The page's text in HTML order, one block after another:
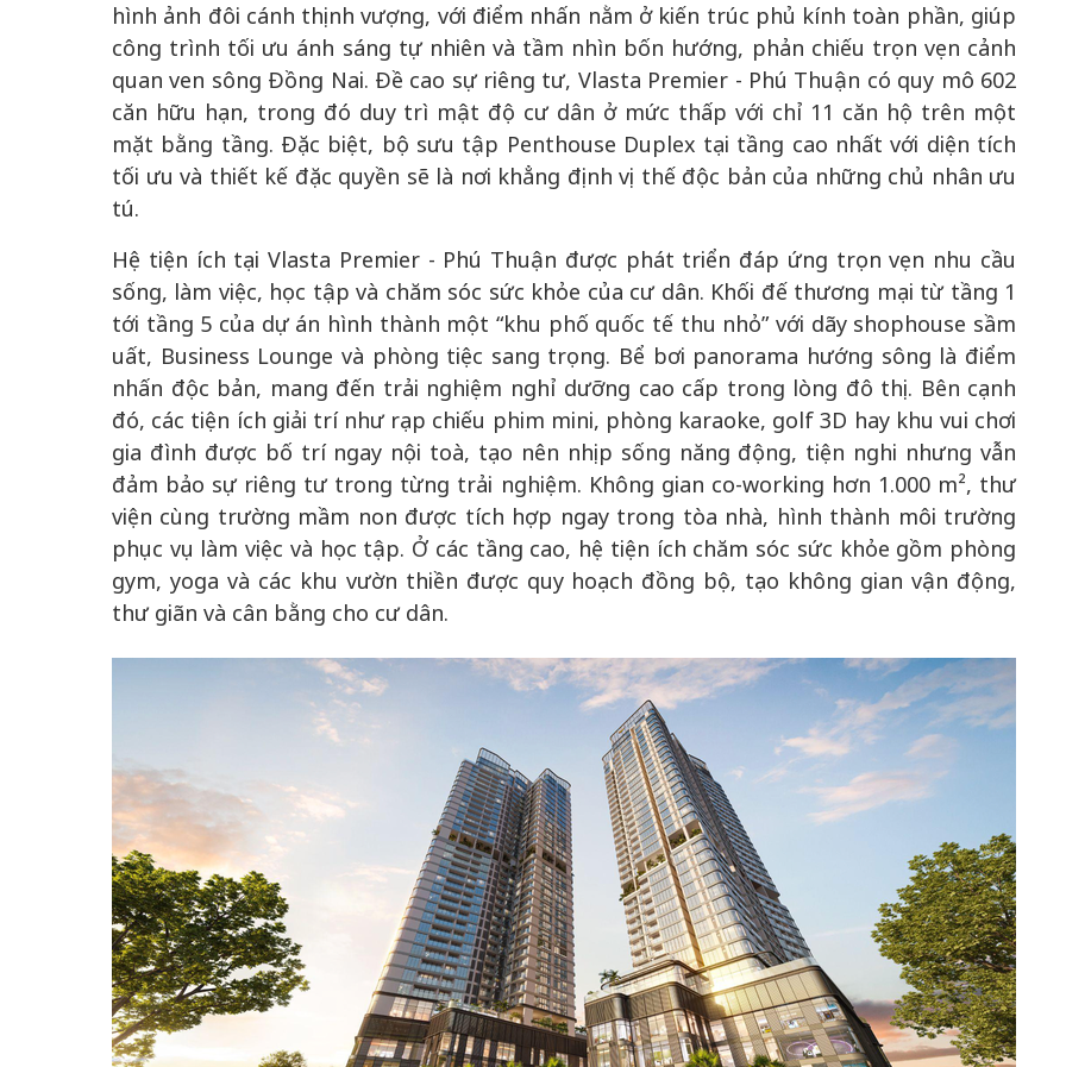
hình ảnh đôi cánh thịnh vượng, với điểm nhấn nằm ở kiến trúc phủ kính toàn phần, giúp
công trình tối ưu ánh sáng tự nhiên và tầm nhìn bốn hướng, phản chiếu trọn vẹn cảnh
quan ven sông Đồng Nai. Đề cao sự riêng tư, Vlasta Premier - Phú Thuận có quy mô 602
căn hữu hạn, trong đó duy trì mật độ cư dân ở mức thấp với chỉ 11 căn hộ trên một
mặt bằng tầng. Đặc biệt, bộ sưu tập Penthouse Duplex tại tầng cao nhất với diện tích
tối ưu và thiết kế đặc quyền sẽ là nơi khẳng định vị thế độc bản của những chủ nhân ưu
tú.
Hệ tiện ích tại Vlasta Premier - Phú Thuận được phát triển đáp ứng trọn vẹn nhu cầu
sống, làm việc, học tập và chăm sóc sức khỏe của cư dân. Khối đế thương mại từ tầng 1
tới tầng 5 của dự án hình thành một “khu phố quốc tế thu nhỏ” với dãy shophouse sầm
uất, Business Lounge và phòng tiệc sang trọng. Bể bơi panorama hướng sông là điểm
nhấn độc bản, mang đến trải nghiệm nghỉ dưỡng cao cấp trong lòng đô thị. Bên cạnh
đó, các tiện ích giải trí như rạp chiếu phim mini, phòng karaoke, golf 3D hay khu vui chơi
gia đình được bố trí ngay nội toà, tạo nên nhịp sống năng động, tiện nghi nhưng vẫn
đảm bảo sự riêng tư trong từng trải nghiệm. Không gian co-working hơn 1.000 m², thư
viện cùng trường mầm non được tích hợp ngay trong tòa nhà, hình thành môi trường
phục vụ làm việc và học tập. Ở các tầng cao, hệ tiện ích chăm sóc sức khỏe gồm phòng
gym, yoga và các khu vườn thiền được quy hoạch đồng bộ, tạo không gian vận động,
thư giãn và cân bằng cho cư dân.